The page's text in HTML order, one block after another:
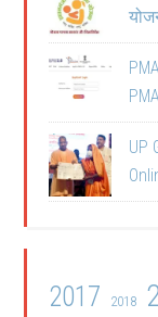
UP
2017 2018